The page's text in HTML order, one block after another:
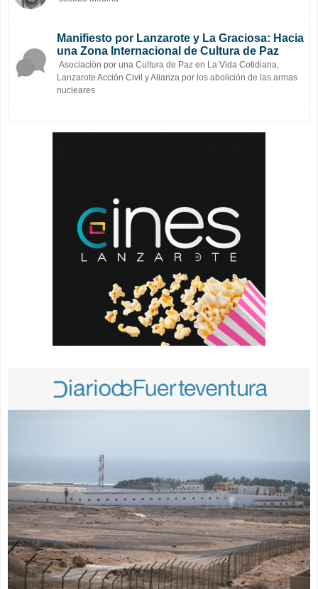
Manifiesto por Lanzarote y La Graciosa: Hacia
una Zona Internacional de Cultura de Paz
Asociación por una Cultura de Paz en La Vida Cotidiana,
Lanzarote Acción Civil y Alianza por los abolición de las armas
nucleares